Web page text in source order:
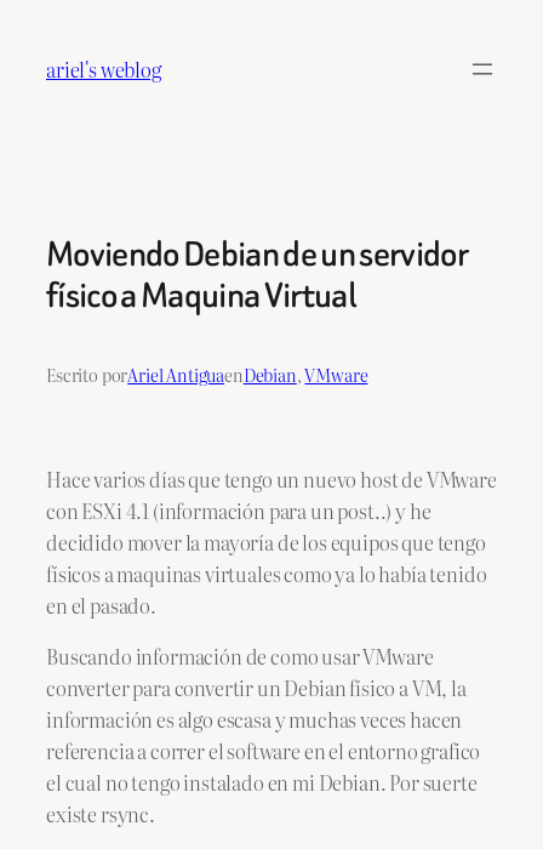
contenido
ariel's weblog
Moviendo Debian de un servidor
físico a Maquina Virtual
Escrito porAriel AntiguaenDebian, VMware
Hace varios días que tengo un nuevo host de VMware
con ESXi 4.1 (información para un post..) y he
decidido mover la mayoría de los equipos que tengo
físicos a maquinas virtuales como ya lo había tenido
en el pasado.
Buscando información de como usar VMware
converter para convertir un Debian físico a VM, la
información es algo escasa y muchas veces hacen
referencia a correr el software en el entorno grafico
el cual no tengo instalado en mi Debian. Por suerte
existe rsync.